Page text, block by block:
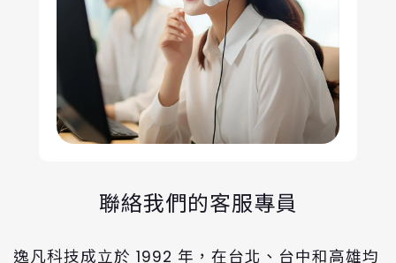
聯絡我們的客服專員
逸凡科技成立於 1992 年，在台北、台中和高雄均